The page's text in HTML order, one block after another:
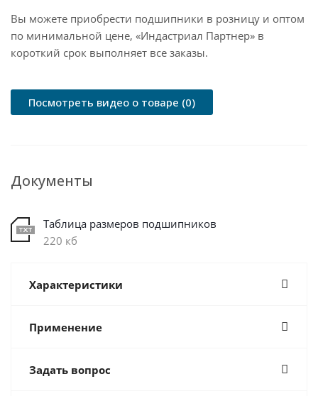
Вы можете приобрести подшипники в розницу и оптом
по минимальной цене, «Индастриал Партнер» в
короткий срок выполняет все заказы.
Посмотреть видео о товаре (0)
Документы
Таблица размеров подшипников
220 кб
Характеристики
Применение
Задать вопрос